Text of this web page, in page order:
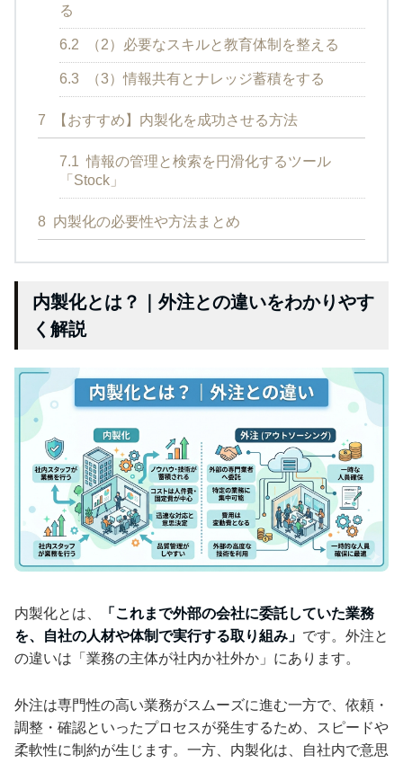
る
6.2 （2）必要なスキルと教育体制を整える
6.3 （3）情報共有とナレッジ蓄積をする
7 【おすすめ】内製化を成功させる方法
7.1 情報の管理と検索を円滑化するツール
「Stock」
8 内製化の必要性や方法まとめ
内製化とは？｜外注との違いをわかりやす
く解説
内製化とは、
「これまで外部の会社に委託していた業務
を、自社の人材や体制で実行する取り組み」 です。外注と
の違いは「業務の主体が社内か社外か」にあります。
外注は専門性の高い業務がスムーズに進む一方で、依頼・
調整・確認といったプロセスが発生するため、スピードや
柔軟性に制約が生じます。一方、内製化は、自社内で意思